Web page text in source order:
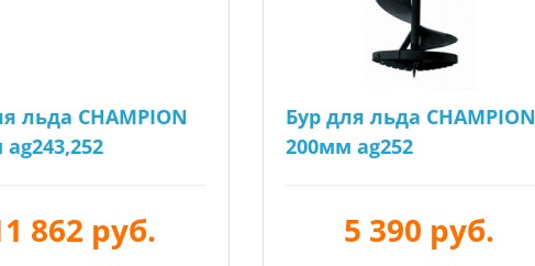
льда CHAMPION
862 руб.
Бур для льда CHAMPION
200мм ag252
5 390 руб.